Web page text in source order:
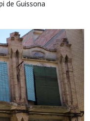
de Guissona